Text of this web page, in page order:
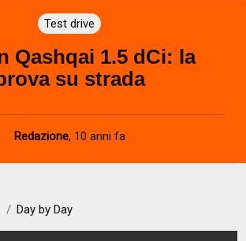
Test drive
Qashqai 1.5 dCi: la
su strada
Redazione, 10 anni fa
Day by Day